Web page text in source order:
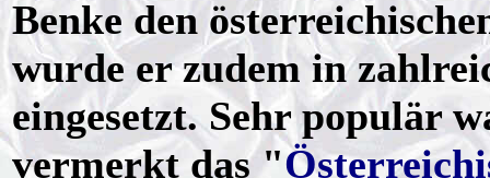
Benke den
wurde er zudem in
eingesetzt. Sehr populär
vermerkt das "